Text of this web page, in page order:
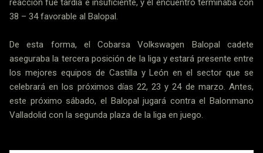
38 – 34 favorable al Balopal.
De esta forma, el Cobarsa Volkswagen Balopal cadete
aseguraba la tercera posición de la liga y estará presente entre
los mejores equipos de Castilla y León en el sector que se
celebrará en los próximos días 22, 23 y 24 de marzo. Antes,
este próximo sábado, el Balopal jugará contra el Balonmano
Valladolid con la segunda plaza de la liga en juego.